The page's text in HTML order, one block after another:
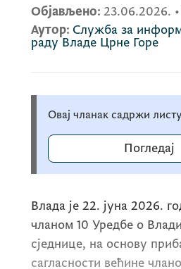
Објављено: 23.06.2026. •
Аутор: Служба за
раду Владе Црне Горе
Овај чланак садржи
Погледај
Влада је 22. јуна 2026.
чланом 10 Уредбе о
сједнице, на основу
сагласности већине